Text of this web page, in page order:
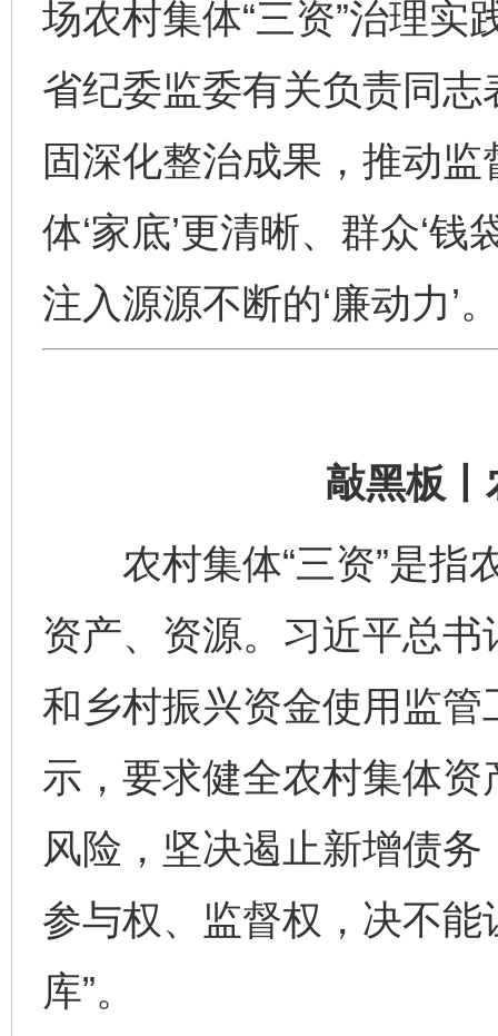
场农村集体“三资”治理实
省纪委监委有关负责同志
固深化整治成果，推动
体‘家底’更清晰、群众‘
注入源源不断的‘廉动力’
敲黑板丨
农村集体“三资”是指
资产、资源。习近平总书
和乡村振兴资金使用监
示，要求健全农村集体
风险，坚决遏止新增债
参与权、监督权，决不能
库”。